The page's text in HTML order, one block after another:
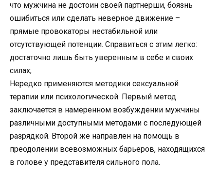
что мужчина не достоин своей партнерши, боязнь
ошибиться или сделать неверное движение –
прямые провокаторы нестабильной или
отсутствующей потенции. Справиться с этим легко:
достаточно лишь быть уверенным в себе и своих
силах;
Нередко применяются методики сексуальной
терапии или психологической. Первый метод
заключается в намеренном возбуждении мужчины
различными доступными методами с последующей
разрядкой. Второй же направлен на помощь в
преодолении всевозможных барьеров, находящихся
в голове у представителя сильного пола.